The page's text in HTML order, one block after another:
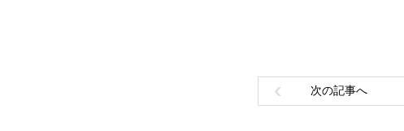
次の記事へ